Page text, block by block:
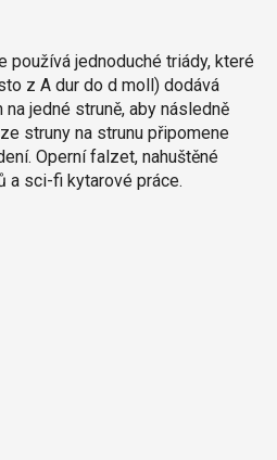
jednoduché triády, které
z A dur do d moll) dodává
jedné struně, aby následně
struny na strunu připomene
Operní falzet, nahuštěné
a sci-fi kytarové práce.